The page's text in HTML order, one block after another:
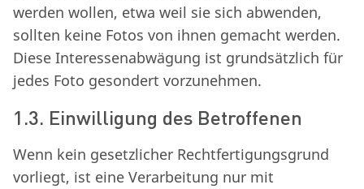
werden wollen, etwa weil sie sich abwenden,
sollten keine Fotos von ihnen gemacht werden.
Diese Interessenabwägung ist grundsätzlich für
jedes Foto gesondert vorzunehmen.
1.3. Einwilligung des Betroffenen
Wenn kein gesetzlicher Rechtfertigungsgrund
vorliegt, ist eine Verarbeitung nur mit